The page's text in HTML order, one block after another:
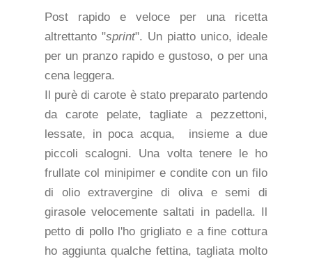
Post rapido e veloce per una ricetta
altrettanto "sprint". Un piatto unico, ideale
per un pranzo rapido e gustoso, o per una
cena leggera.
Il purè di carote è stato preparato partendo
da carote pelate, tagliate a pezzettoni,
lessate, in poca acqua, insieme a due
piccoli scalogni. Una volta tenere le ho
frullate col minipimer e condite con un filo
di olio extravergine di oliva e semi di
girasole velocemente saltati in padella. Il
petto di pollo l'ho grigliato e a fine cottura
ho aggiunta qualche fettina, tagliata molto